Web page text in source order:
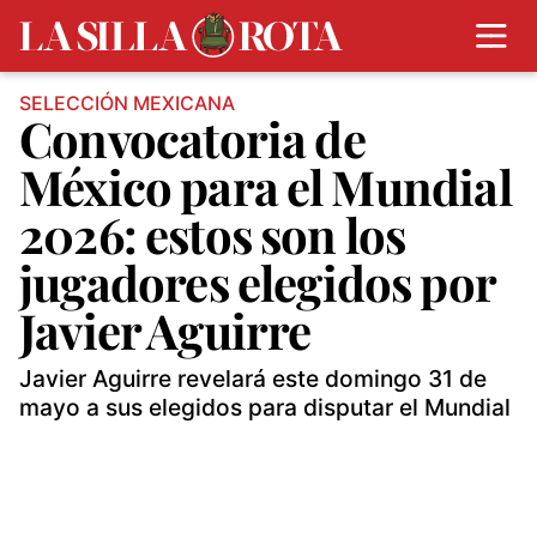
SELECCIÓN MEXICANA
Convocatoria de
México para el Mundial
2026: estos son los
jugadores elegidos por
Javier Aguirre
Javier Aguirre revelará este domingo 31 de
mayo a sus elegidos para disputar el Mundial